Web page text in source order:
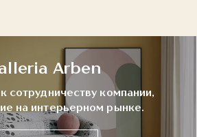
Arben
сотрудничеству компании,
на интерьерном рынке.